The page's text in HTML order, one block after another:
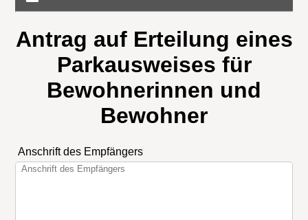
Antrag auf Erteilung eines
Parkausweises für
Bewohnerinnen und
Bewohner
Anschrift des Empfängers